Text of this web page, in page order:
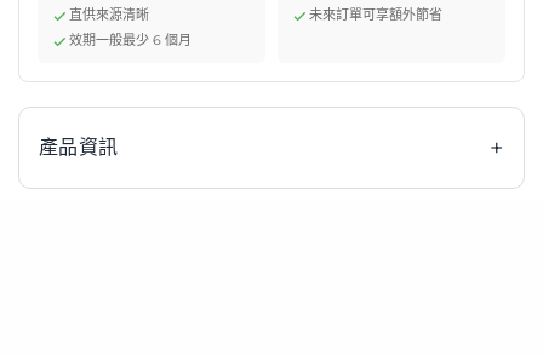
直供來源清晰
效期一般最少 6 個月
未來訂單可享額外節省
產品資訊 +